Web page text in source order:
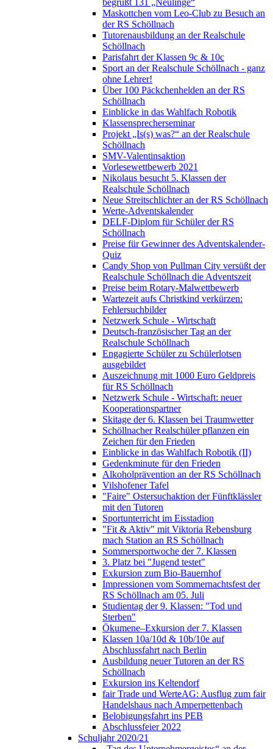
begrüßt 131 „Neulinge“
Maskottchen vom Leo-Club zu Besuch an
der RS Schöllnach
Tutorenausbildung an der Realschule
Schöllnach
Parisfahrt der Klassen 9c & 10c
Sport an der Realschule Schöllnach - ganz
ohne Lehrer!
Über 100 Päckchenhelden an der RS
Schöllnach
Einblicke in das Wahlfach Robotik
Klassensprecherseminar
Projekt „Is(s) was?“ an der Realschule
Schöllnach
SMV-Valentinsaktion
Vorlesewettbewerb 2021
Nikolaus besucht 5. Klassen der
Realschule Schöllnach
Neue Streitschlichter an der RS Schöllnach
Werte-Adventskalender
DELF-Diplom für Schüler der RS
Schöllnach
Preise für Gewinner des Adventskalender-
Quiz
Candy Shop von Pullman City versüßt der
Realschule Schöllnach die Adventszeit
Preise beim Rotary-Malwettbewerb
Wartezeit aufs Christkind verkürzen:
Fehlersuchbilder
Netzwerk Schule - Wirtschaft
Deutsch-französischer Tag an der
Realschule Schöllnach
Engagierte Schüler zu Schülerlotsen
ausgebildet
Auszeichnung mit 1000 Euro Geldpreis
für RS Schöllnach
Netzwerk Schule - Wirtschaft: neuer
Kooperationspartner
Skitage der 6. Klassen bei Traumwetter
Schöllnacher Realschüler pflanzen ein
Zeichen für den Frieden
Einblicke in das Wahlfach Robotik (II)
Gedenkminute für den Frieden
Alkoholprävention an der RS Schöllnach
Vilshofener Tafel
"Faire" Ostersuchaktion der Fünftklässler
mit den Tutoren
Sportunterricht im Eisstadion
"Fit & Aktiv" mit Viktoria Rebensburg
mach Station an RS Schöllnach
Sommersportwoche der 7. Klassen
3. Platz bei "Jugend testet"
Exkursion zum Bio-Bauernhof
Impressionen vom Sommernachtsfest der
RS Schöllnach am 05. Juli
Studientag der 9. Klassen: "Tod und
Sterben"
Ökumene–Exkursion der 7. Klassen
Klassen 10a/10d & 10b/10e auf
Abschlussfahrt nach Berlin
Ausbildung neuer Tutoren an der RS
Schöllnach
Exkursion ins Keltendorf
fair Trade und WerteAG: Ausflug zum fair
Handelshaus nach Amperpettenbach
Belobigungsfahrt ins PEB
Abschlussfeier 2022
Schuljahr 2020/21